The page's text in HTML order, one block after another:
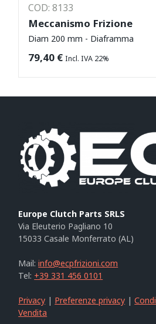
COD: 8133
Meccanismo Frizione
Diam 200 mm - Diaframma
79,40 € Incl. IVA 22%
Europe Clutch Parts SRLS
Via Eleuterio Pagliano 10
15033 Casale Monferrato (AL)
Mail:info@ecpfrizioni.com
Tel: +39 331 456 0101
Privacy | Preferenze privacy |
Vendita